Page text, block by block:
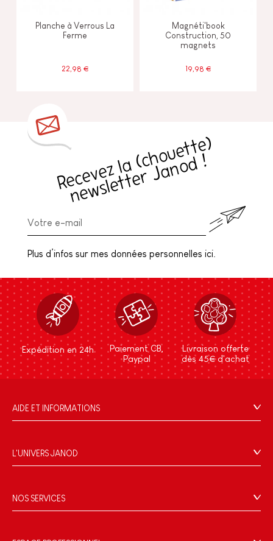
Planche à Verrous La
Ferme
22,98 €
Magnéti'book
Construction, 50
magnets
19,98 €
R
e
c
e
v
e
z
l
a
(
c
h
o
u
e
t
t
e
)
n
e
w
sl
e
t
t
e
r
J
a
n
o
d
!
Plus d’infos sur mes données personnelles ici.
Expédition en 24h
Paiement CB,
Paypal
Livraison offerte
dès 45€ d'achat
AIDE ET INFORMATIONS
FAQ
Contact
Rappel Produits
Données personnelles
L'UNIVERS JANOD
Le design
Blog Conseils d'Experts
NOS SERVICES
Paiement